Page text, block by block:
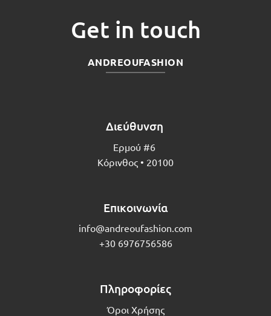
Get in touch
ANDREOUFASHION
Διεύθυνση
Ερμού #6
Κόρινθος • 20100
Επικοινωνία
info@andreoufashion.com
+30 6976756586
Πληροφορίες
Όροι Χρήσης